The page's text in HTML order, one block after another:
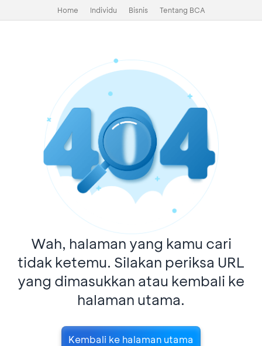
Home Individu Bisnis Tentang BCA
Wah, halaman yang kamu cari
tidak ketemu. Silakan periksa URL
yang dimasukkan atau kembali ke
halaman utama.
Kembali ke halaman utama